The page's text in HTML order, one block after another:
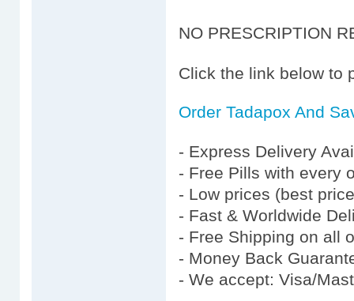
NO PRESCRIPTION
Click the link below to
Order Tadapox And
- Express Delivery
- Free Pills with every
- Low prices (best
- Fast & Worldwide
- Free Shipping on all
- Money Back
- We accept: Visa/